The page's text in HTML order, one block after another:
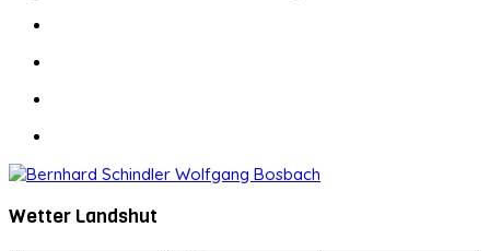
Wetter Landshut